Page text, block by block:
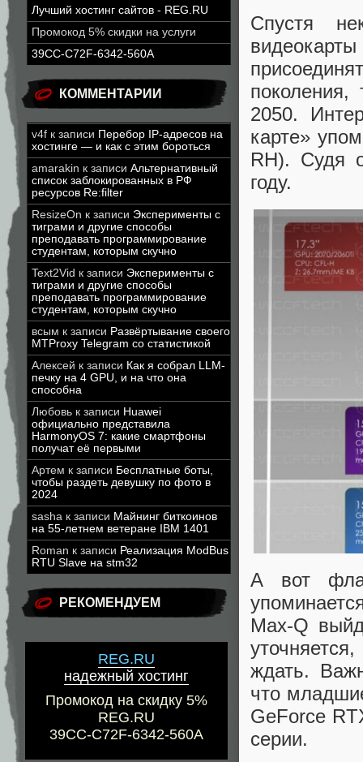
Лучший хостинг сайтов - REG.RU
Промокод 5% скидки на услуги
39CC-C72F-6342-560A
КОММЕНТАРИИ
v4f к записи Перебор IP-адресов на
хостинге — и как с этим бороться
amarakin к записи Альтернативный
список заблокированных в РФ
ресурсов Re:filter
ResizeOn к записи Эксперименты с
тиграми и другие способы
преподавать программирование
студентам, которым скучно
Text2Vid к записи Эксперименты с
тиграми и другие способы
преподавать программирование
студентам, которым скучно
всым к записи Развёртывание своего
MTProxy Telegram со статистикой
Алексей к записи Как я собрал LLM-
печку на 4 GPU, и на что она
способна
Любовь к записи Huawei
официально представила
HarmonyOS 7: какие смартфоны
получат её первыми
Артем к записи Бесплатные боты,
чтобы раздеть девушку по фото в
2024
sasha к записи Майнинг биткоинов
на 55-летнем ветеране IBM 1401
Roman к записи Реализация ModBus
RTU Slave на stm32
РЕКОМЕНДУЕМ
REG.RU
надежный хостинг
Промокод на скидку 5%
REG.RU
39CC-C72F-6342-560A
Спустя
2050.
карте»
RH). Судя
году.
А вот
Max-Q
ждать.
что
GeForce
серии.